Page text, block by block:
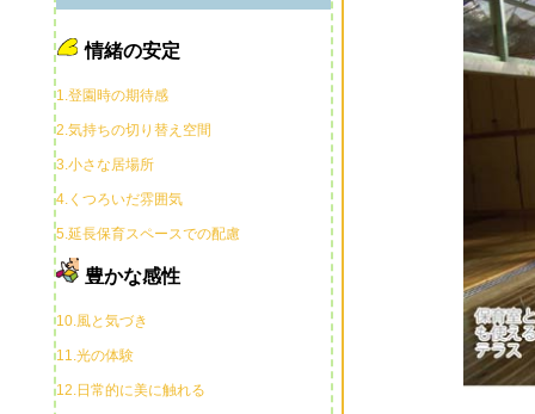
情緒の安定
1.登園時の期待感
2.気持ちの切り替え空間
3.小さな居場所
4.くつろいだ雰囲気
5.延長保育スペースでの配慮
豊かな感性
10.風と気づき
11.光の体験
12.日常的に美に触れる